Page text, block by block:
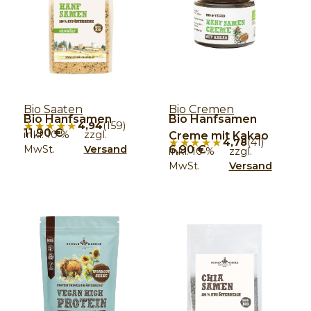
Bio Saaten
Bio Hanfsamen
★★★★★
★★★★★4,94(159)
11,90€
inkl. 10 %
MwSt.
zzgl.
Versand
Bio Cremen
Bio Hanfsamen
Creme mit Kakao
★★★★★
★★★★★4,78(41)
6,90€
inkl. 10 %
MwSt.
zzgl.
Versand